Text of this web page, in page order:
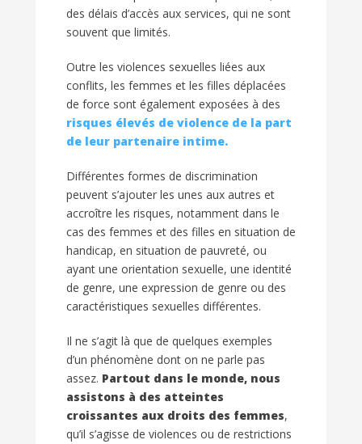
des délais d’accès aux services, qui ne sont
souvent que limités.
Outre les violences sexuelles liées aux
conflits, les femmes et les filles déplacées
de force sont également exposées à des
risques élevés de violence de la part
de leur partenaire intime.
Différentes formes de discrimination
peuvent s’ajouter les unes aux autres et
accroître les risques, notamment dans le
cas des femmes et des filles en situation de
handicap, en situation de pauvreté, ou
ayant une orientation sexuelle, une identité
de genre, une expression de genre ou des
caractéristiques sexuelles différentes.
Il ne s’agit là que de quelques exemples
d’un phénomène dont on ne parle pas
assez. Partout dans le monde, nous
assistons à des atteintes
croissantes aux droits des femmes,
qu’il s’agisse de violences ou de restrictions